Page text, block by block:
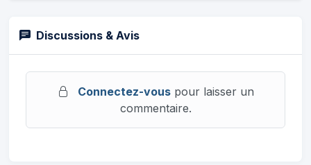
Discussions & Avis
Connectez-vouspour laisser un
commentaire.